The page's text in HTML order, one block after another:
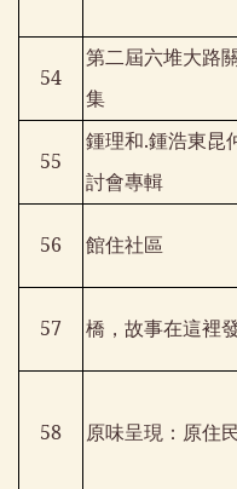
54
第二屆六堆大路
集
55
鍾理和.鍾浩東昆
討會專輯
56 館住社區
57 橋，故事在這裡
58 原味呈現：原住